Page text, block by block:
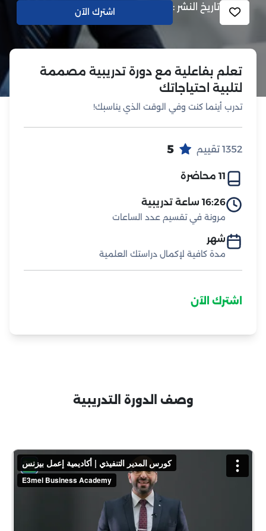
تعلم بفاعلية مع دورة تدريبية مصممة
لتلبية احتياجاتك
تدرب أينما كنت وفي الوقت الذي يناسبك!
1352 تقييم 5
11 محاضرة
16:26 ساعة تدريبية
مرونة في تقسيم عدد الساعات
شهر
مدة كافية لإكمال دراستك العلمية
اشترك الآن
تاريخ النشر : اشترك الآن
وصف الدورة التدريبية